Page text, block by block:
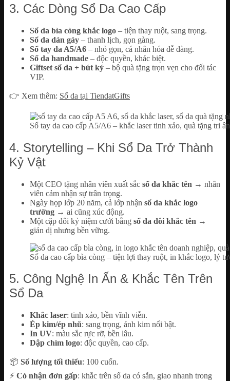
3. Các Dòng Sổ Da Cao Cấp
Sổ da bìa còng khắc logo – tiện thay ruột, sang trọng.
Sổ da dán gáy – thanh lịch, gọn gàng.
Sổ tay da A5/A6 – nhỏ gọn, cá nhân hóa dễ dàng.
Sổ da handmade – độc quyền, khác biệt.
Giftset sổ da + bút ký – bộ quà tặng trọn vẹn cho đối tác
VIP.
👉 Xem thêm: Sổ da tại TiendatGifts
Sổ tay da cao cấp A5/A6 – khắc laser tinh xảo, quà tặng tri
4. Storytelling – Khi Sổ Da Trở Thành
Kỷ Vật
Một CEO tặng nhân viên xuất sắc sổ da khắc tên → nhân
viên cảm nhận sự trân trọng.
Ngày họp lớp 20 năm, cả lớp nhận sổ da khắc logo
trường → ai cũng xúc động.
Một cặp đôi kỷ niệm cưới bằng sổ da đôi khắc tên →
giản dị nhưng bền vững.
Sổ da cao cấp bìa còng – tiện lợi thay ruột, in khắc logo, lý
5. Công Nghệ In Ấn & Khắc Tên Trên
Sổ Da
Khắc laser: tinh xảo, bền vĩnh viễn.
Ép kim/ép nhũ: sang trọng, ánh kim nổi bật.
In UV: màu sắc rực rỡ, bền lâu.
Dập chìm logo: độc quyền, cao cấp.
📦 Số lượng tối thiểu: 100 cuốn.
⚡ Có nhận đơn gấp: khắc trên sổ da có sẵn, giao nhanh trong